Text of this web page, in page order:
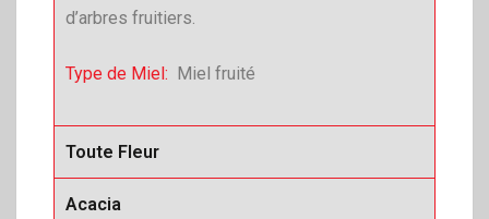
d’arbres fruitiers.
Type de Miel: Miel fruité
Toute Fleur
Acacia